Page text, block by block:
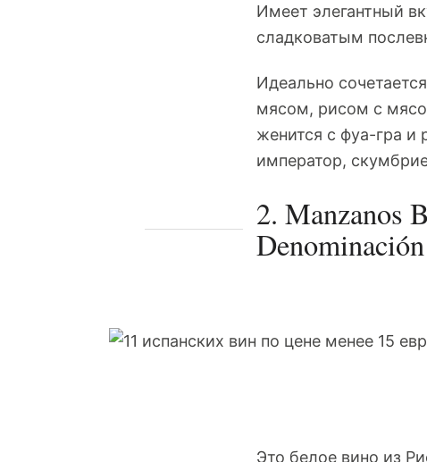
Имеет элегантный
сладковатым
Идеально
мясом, рисом с
женится с фуа-гра
император,
2. Manzanos
Это белое вино из